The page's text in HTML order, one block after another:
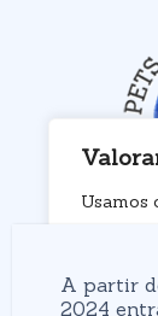
Usamos
en
A partir
2024